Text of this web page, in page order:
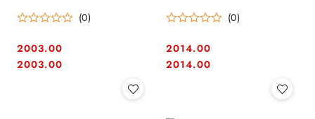
+ Gratis rękawice
(0)
Cena:
2003.00
Cena:
2003.00
+ Gratis rękawice
(0)
Cena:
2014.00
Cena:
2014.00